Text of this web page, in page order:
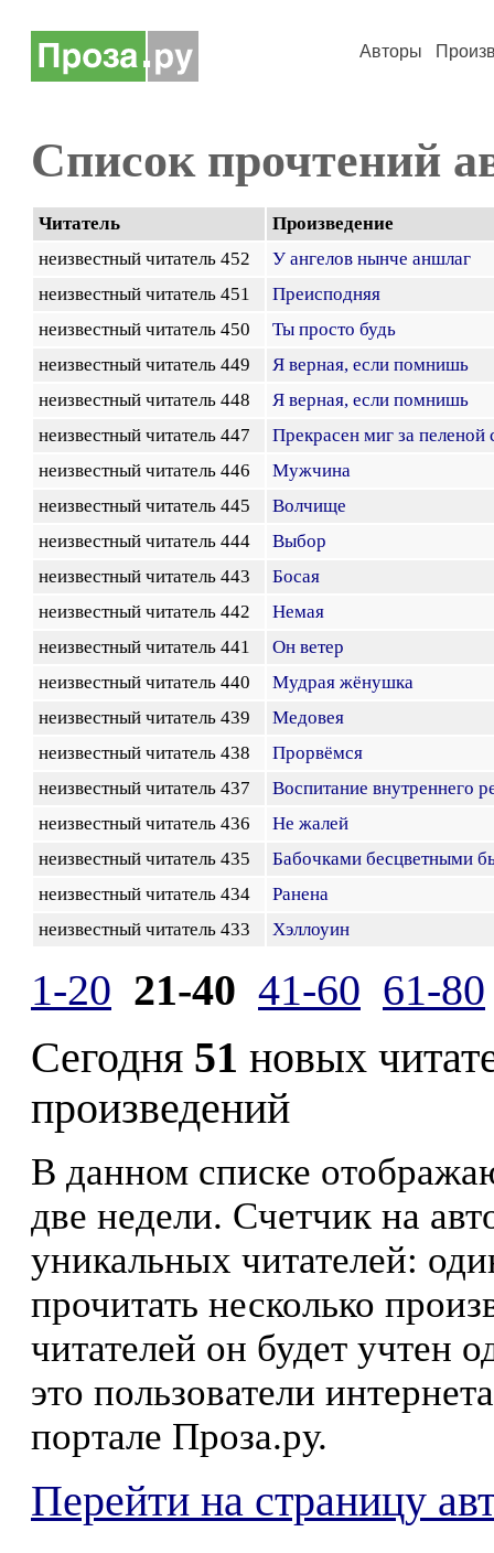
Авторы
Список прочтений
Читатель
Произведение
неизвестный читатель 452
У ангелов нынче аншлаг
неизвестный читатель 451
Преисподняя
неизвестный читатель 450
Ты просто будь
неизвестный читатель 449
Я верная, если помнишь
неизвестный читатель 448
Я верная, если помнишь
неизвестный читатель 447
Прекрасен миг за пеленой
неизвестный читатель 446
Мужчина
неизвестный читатель 445
Волчище
неизвестный читатель 444
Выбор
неизвестный читатель 443
Босая
неизвестный читатель 442
Немая
неизвестный читатель 441
Он ветер
неизвестный читатель 440
Мудрая жёнушка
неизвестный читатель 439
Медовея
неизвестный читатель 438
Прорвёмся
неизвестный читатель 437
Воспитание внутреннего
неизвестный читатель 436
Не жалей
неизвестный читатель 435
Бабочками бесцветными
неизвестный читатель 434
Ранена
неизвестный читатель 433
Хэллоуин
1-20 21-40 41-60 61-80
Сегодня 51 новых
произведений
В данном списке
две недели. Счетчик на
уникальных читателей:
прочитать несколько
читателей он будет учтен
это пользователи
портале Проза.ру.
Перейти на страницу